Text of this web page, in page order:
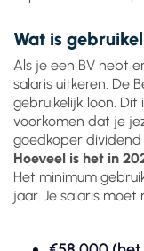
Wat is
Als je een BV hebt
salaris uitkeren. De
gebruikelijk loon.
voorkomen dat je
goedkoper dividend
Hoeveel is het in
Het minimum
jaar. Je salaris